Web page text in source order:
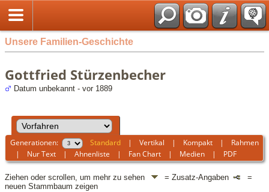
Unsere Familien-Geschichte
Gottfried Stürzenbecher
Datum unbekannt - vor 1889
Generationen: Standard |Vertikal | Kompakt | Rahmen
| Nur Text |Ahnenliste | Fan Chart | Medien | PDF
Ziehen oder scrollen, um mehr zu sehen = Zusatz-Angaben
=
neuen Stammbaum zeigen